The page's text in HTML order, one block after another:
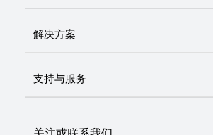
解决方案
支持与服务